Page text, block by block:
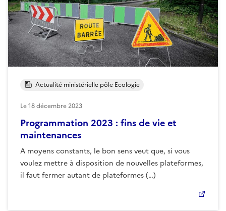
Programmation 2023 : fins de vie et
maintenances
A moyens constants, le bon sens veut que, si vous
voulez mettre à disposition de nouvelles plateformes,
il faut fermer autant de plateformes (…)
Actualité ministérielle pôle Ecologie
Le18 décembre 2023